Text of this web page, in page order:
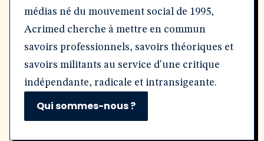
médias né du mouvement social de 1995,
Acrimed cherche à mettre en commun
savoirs professionnels, savoirs théoriques et
savoirs militants au service d'une critique
indépendante, radicale et intransigeante.
Qui sommes-nous ?